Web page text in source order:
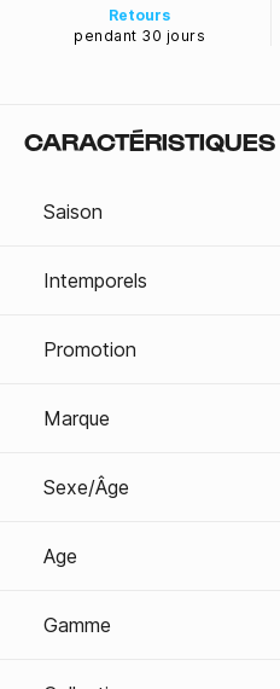
Retours
pendant 30 jours
CARACTÉRISTIQUES
Saison
Intemporels
Promotion
Marque
Sexe/Âge
Age
Gamme